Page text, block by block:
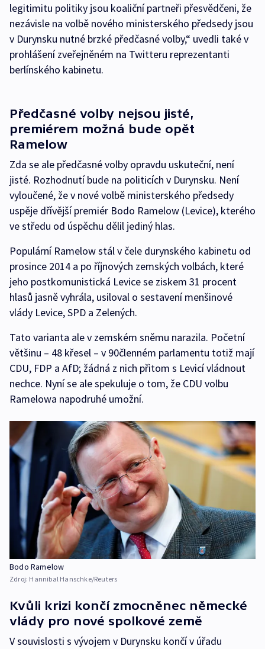
legitimitu politiky jsou koaliční partneři přesvědčeni, že
nezávisle na volbě nového ministerského předsedy jsou
v Durynsku nutné brzké předčasné volby,“ uvedli také v
prohlášení zveřejněném na Twitteru reprezentanti
berlínského kabinetu.
Předčasné volby nejsou jisté,
premiérem možná bude opět
Ramelow
Zda se ale předčasné volby opravdu uskuteční, není
jisté. Rozhodnutí bude na politicích v Durynsku. Není
vyloučené, že v nové volbě ministerského předsedy
uspěje dřívější premiér Bodo Ramelow (Levice), kterého
ve středu od úspěchu dělil jediný hlas.
Populární Ramelow stál v čele durynského kabinetu od
prosince 2014 a po říjnových zemských volbách, které
jeho postkomunistická Levice se ziskem 31 procent
hlasů jasně vyhrála, usiloval o sestavení menšinové
vlády Levice, SPD a Zelených.
Tato varianta ale v zemském sněmu narazila. Početní
většinu – 48 křesel – v 90členném parlamentu totiž mají
CDU, FDP a AfD; žádná z nich přitom s Levicí vládnout
nechce. Nyní se ale spekuluje o tom, že CDU volbu
Ramelowa napodruhé umožní.
Bodo Ramelow
Zdroj: Hannibal Hanschke/Reuters
Kvůli krizi končí zmocněnec německé
vlády pro nové spolkové země
V souvislosti s vývojem v Durynsku končí v úřadu